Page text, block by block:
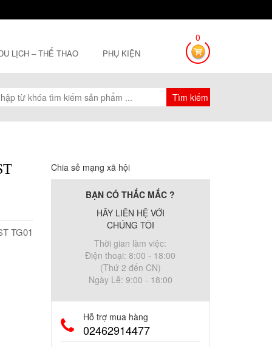
LỊCH – THỂ THAO PHỤ KIỆN
0
TG01
Chia sẻ mạng xã hội
BẠN CÓ THẮC MẮC ?
HÃY LIÊN HỆ VỚI
CHÚNG TÔI
Thời gian làm việc:
Điện thoại: 8:00 - 18:00
(Thứ 2 đến CN)
Ngày Lễ: 9:00 - 18:00
Hỗ trợ mua hàng
02462914477